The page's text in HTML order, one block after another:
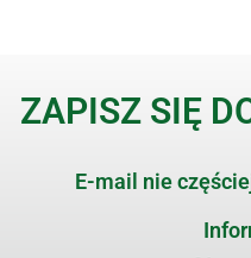
ZAPISZ SIĘ
E-mail nie